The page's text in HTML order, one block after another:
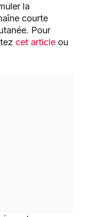
la
courte
Pour
cet article ou